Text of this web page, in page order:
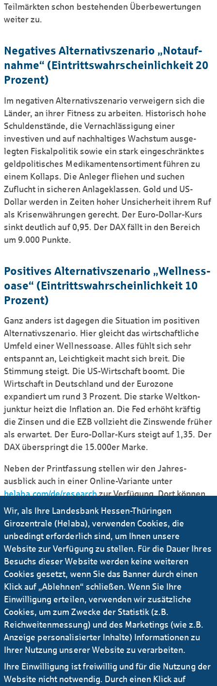
Teil­märkten schon bestehenden Über­bewert­ungen
weiter zu.
Nega­tives Alter­nativ­szenario „Not­auf­
nahme“ (Eintritts­wahr­schein­lich­keit 20
Prozent)
Im negativen Alter­nativ­szenario ver­weigern sich die
Länder, an ihrer Fitness zu arbeiten. Historisch hohe
Schulden­stände, die Vernach­lässigung einer
investiven und auf nach­haltiges Wachstum aus­ge­
legten Fiskal­politik sowie ein stark einge­schränktes
geld­polit­isches Medi­kamenten­sorti­ment führen zu
einem Kollaps. Die Anleger fliehen und suchen
Zuflucht in sicheren Anlage­klassen. Gold und US-
Dollar werden in Zeiten hoher Unsicher­heit ihrem Ruf
als Krisen­währungen gerecht. Der Euro-Dollar-Kurs
sinkt deutlich auf 0,95. Der DAX fällt in den Bereich
um 9.000 Punkte.
Positives Alter­nativ­szenario „Well­ness­
oase“ (Eintritts­wahr­schein­lich­keit 10
Prozent)
Ganz anders ist dagegen die Situation im positiven
Alter­nativ­szenario. Hier gleicht das wirt­schaft­liche
Umfeld einer Wellness­oase. Alles fühlt sich sehr
entspannt an, Leichtigkeit macht sich breit. Die
Stimmung steigt. Die US-Wirtschaft boomt. Die
Wirtschaft in Deutschland und der Eurozone
expandiert um rund 3 Prozent. Die starke Weltkon­
junktur heizt die Inflation an. Die Fed erhöht kräftig
die Zinsen und die EZB vollzieht die Zinswende früher
als erwartet. Der Euro-Dollar-Kurs steigt auf 1,35. Der
DAX überspringt die 15.000er Marke.
Neben der Print­fassung stellen wir den Jahres­
ausblick auch in einer Online-Variante unter
helaba.com/de/researchzur Ver­fügung. Dort können
Sie zusätz­liche multi­mediale Inhalte abrufen.
Link teilen
Info drucken
Ursula-Brita Krück
stv. Pressesprecherin
+49 69 / 91 32 - 21 92
E-Mail
Wir, als Ihre Landesbank Hessen-Thüringen
Girozentrale (Helaba), verwenden Cookies, die
unbedingt erforderlich sind, um Ihnen unsere
Website zur Verfügung zu stellen. Für die Dauer Ihres
Besuchs dieser Website werden keine weiteren
Cookies gesetzt, wenn Sie das Banner durch einen
Klick auf „Ablehnen“ schließen. Wenn Sie Ihre
Einwilligung erteilen, verwenden wir zusätzliche
Cookies, um zum Zwecke der Statistik (z.B.
Reichweitenmessung) und des Marketings (wie z.B.
Anzeige personalisierter Inhalte) Informationen zu
Ihrer Nutzung unserer Website zu verarbeiten.
Ihre Einwilligung ist freiwillig und für die Nutzung der
Website nicht notwendig. Durch einen Klick auf